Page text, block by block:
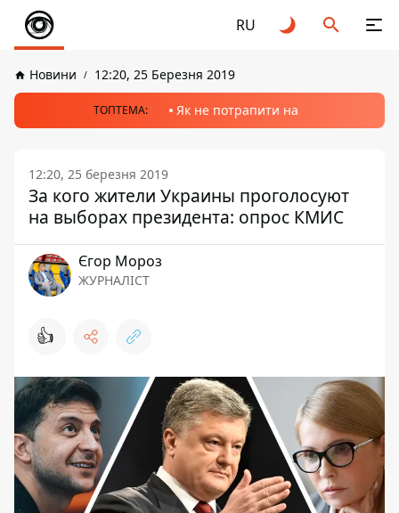
RU
Новини 12:20, 25 Березня 2019
ТОПТЕМА: Як не потрапити на
12:20, 25 березня 2019
За кого жители Украины проголосуют
на выборах президента: опрос КМИС
Єгор Мороз
ЖУРНАЛІСТ
👍